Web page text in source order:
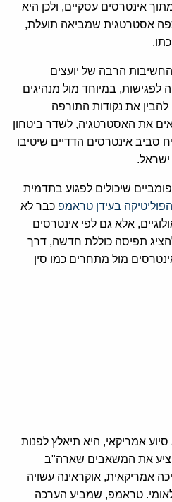
אינטרסים עסקיים, ולכן היא
אסטרטגית שמביאה תועלת,
הרבה של יועצים
לפגישות, במיוחד מול מנהיגים
להבין את נקודות התורפה
את האסטרטגיה, לשדר ביטחון
סביב אינטרסים הדדיים שיטיבו
שיכולים לפגוע בתדמית
הפוליטיקה בעידן טראמפ כבר לא
אלא גם לפי אינטרסים
תפיסה כוללת חדשה, דרך
מול מתחרים כמו סין
אמריקאי, היא תיאלץ לפנות
את המשאבים שארה"ב
אמריקאית, אוקראינה עשויה
טראמפ, שמביע הערכה